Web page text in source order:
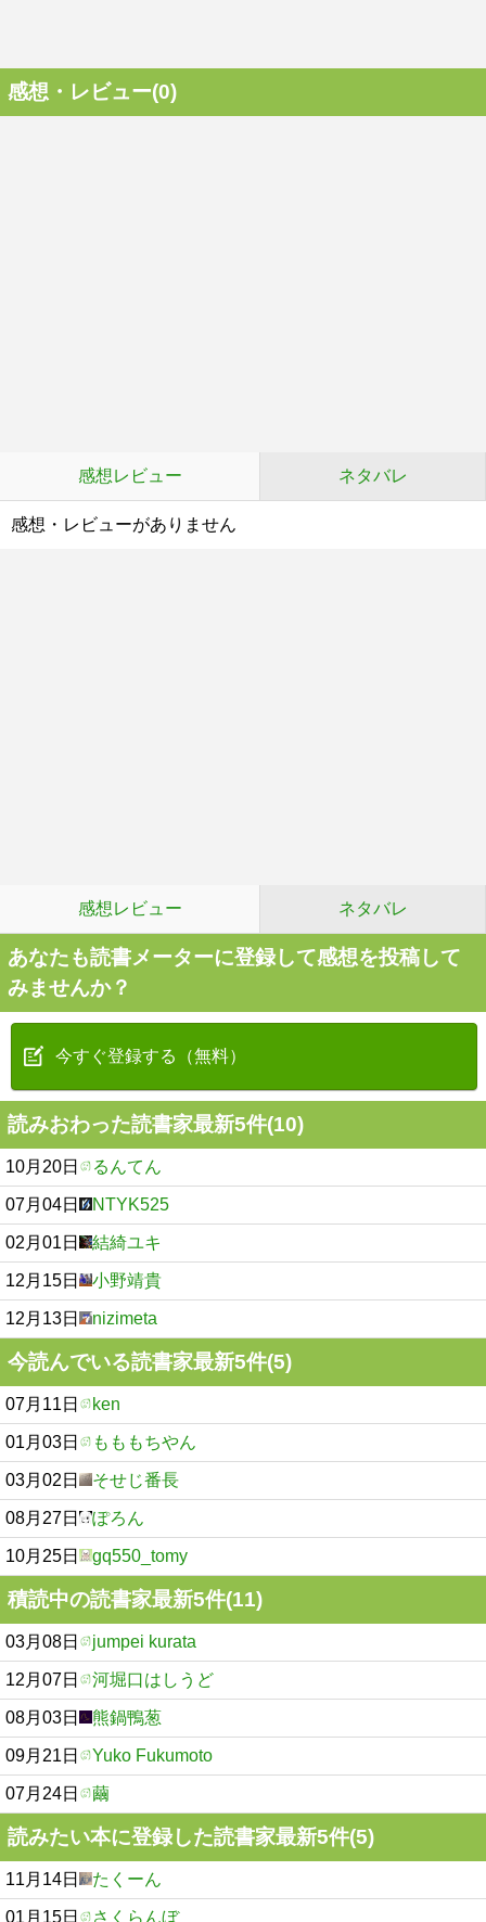
感想・レビュー(0)
感想レビュー ネタバレ
感想・レビューがありません
感想レビュー ネタバレ
あなたも読書メーターに登録して感想を投稿して
みませんか？
今すぐ登録する（無料）
読みおわった読書家最新5件(10)
10月20日 るんてん
07月04日 NTYK525
02月01日 結綺ユキ
12月15日 小野靖貴
12月13日 nizimeta
今読んでいる読書家最新5件(5)
07月11日 ken
01月03日 もももちやん
03月02日 そせじ番長
08月27日 ぽろん
10月25日 gq550_tomy
積読中の読書家最新5件(11)
03月08日 jumpei kurata
12月07日 河堀口はしうど
08月03日 熊鍋鴨葱
09月21日 Yuko Fukumoto
07月24日 繭
読みたい本に登録した読書家最新5件(5)
11月14日 たくーん
01月15日 さくらんぼ